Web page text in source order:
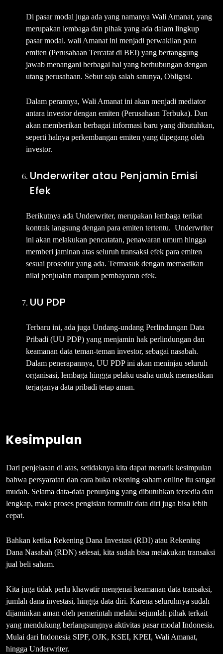
Di pasar modal juga ada yang namanya Wali Amanat, yang
merupakan lembaga dan pihak yang ada dalam lingkup
pasar modal. wali Amanat ini menjadi perwakilan para
emiten (Perusahaan Tercatat di BEI) yang bertanggung
jawab menangani berbagai hal yang berhubungan dengan
utang perusahaan. Sebut saja salah satunya, Obligasi.
Dalam perannya, Wali Amanat ini akan menjadi mediator
antara investor dengan emiten (Perusahaan Terbuka). Dan
akan memberikan berbagai informasi baru yang dibutuhkan,
seperti halnya perkembangan emiten yang dipegang oleh
investor.
Underwriter atau Penjamin Emisi
Efek
Berikutnya ada Underwriter, merupakan lembaga terikat
kontrak langsung dengan para emiten tertentu. Underwriter
ini akan melakukan pencatatan, penawaran umum hingga
memberi jaminan atas seluruh transaksi efek para emiten
sesuai prosedur yang ada. Termasuk dengan memastikan
nilai penjualan maupun pembayaran efek.
UU PDP
Terbaru ini, ada juga Undang-undang Perlindungan Data
Pribadi (UU PDP) yang menjamin hak perlindungan dan
keamanan data teman-teman investor, sebagai nasabah.
Dalam penerapannya, UU PDP ini akan meninjau seluruh
organisasi, lembaga hingga pelaku usaha untuk memastikan
terjaganya data pribadi tetap aman.
Kesimpulan
Dari penjelasan di atas, setidaknya kita dapat menarik kesimpulan
bahwa persyaratan dan cara buka rekening saham online itu sangat
mudah. Selama data-data penunjang yang dibutuhkan tersedia dan
lengkap, maka proses pengisian formulir data diri juga bisa lebih
cepat.
Bahkan ketika Rekening Dana Investasi (RDI) atau Rekening
Dana Nasabah (RDN) selesai, kita sudah bisa melakukan transaksi
jual beli saham.
Kita juga tidak perlu khawatir mengenai keamanan data transaksi,
jumlah dana investasi, hingga data diri. Karena seluruhnya sudah
dijaminkan aman oleh pemerintah melalui sejumlah pihak terkait
yang mendukung berlangsungnya aktivitas pasar modal Indonesia.
Mulai dari Indonesia SIPF, OJK, KSEI, KPEI, Wali Amanat,
hingga Underwriter.